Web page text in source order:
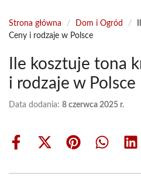
Strona główna / Dom i Ogród /
Ceny i rodzaje w Polsce
Ile kosztuje tona
i rodzaje w Polsce
Data dodania: 8 czerwca 2025 r.
Share
Share
(Twitter)
Share Share